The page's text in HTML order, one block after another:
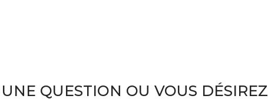
QUESTION OU VOUS DÉSIREZ